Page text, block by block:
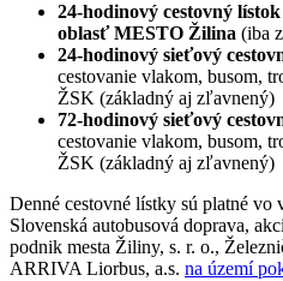
24-hodinový cestovný lístok
oblasť MESTO Žilina (iba
24-hodinový sieťový
cestovanie vlakom, busom,
ŽSK (základný aj zľavnený)
72-hodinový sieťový
cestovanie vlakom, busom,
ŽSK (základný aj zľavnený)
Denné cestovné lístky sú platné
Slovenská autobusová doprava,
podnik mesta Žiliny, s. r. o.,
ARRIVA Liorbus, a.s. na území